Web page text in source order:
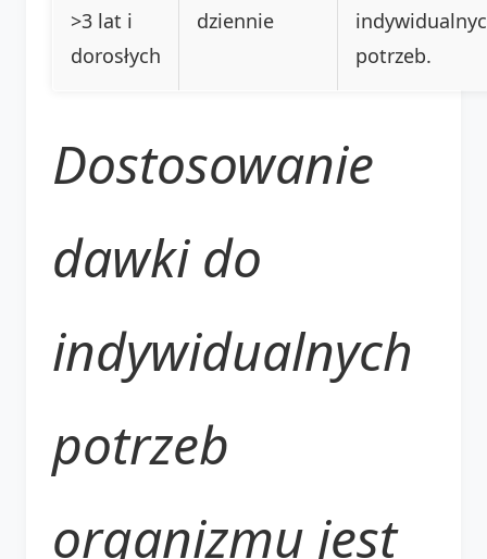
>3 lat i
dorosłych
dziennie
potrzeb.
Dostosowanie
dawki do
indywidualnych
potrzeb
organizmu jest